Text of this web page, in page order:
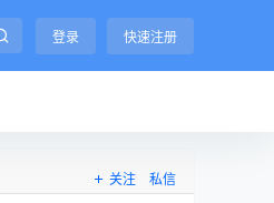
登录 快速注册
关注 私信